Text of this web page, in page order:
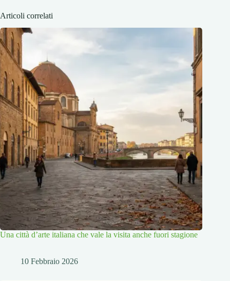
Articoli correlati
Una città d’arte italiana che vale la visita anche fuori stagione
10 Febbraio 2026